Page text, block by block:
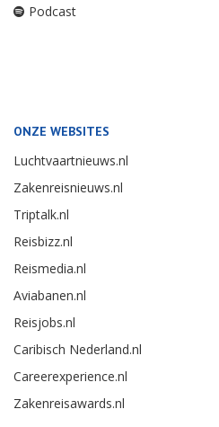
Podcast
ONZE WEBSITES
Luchtvaartnieuws.nl
Zakenreisnieuws.nl
Triptalk.nl
Reisbizz.nl
Reismedia.nl
Aviabanen.nl
Reisjobs.nl
Caribisch Nederland.nl
Careerexperience.nl
Zakenreisawards.nl